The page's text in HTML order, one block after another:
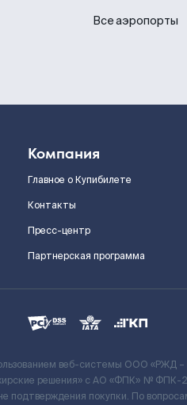
Все аэропорты
Компания
Главное о Купибилете
Контакты
Пресс-центр
Партнерская программа
веб-системы ООО «РЖД
решения» c АО «ФПК» № ФПК-
подтверждения покупки. По